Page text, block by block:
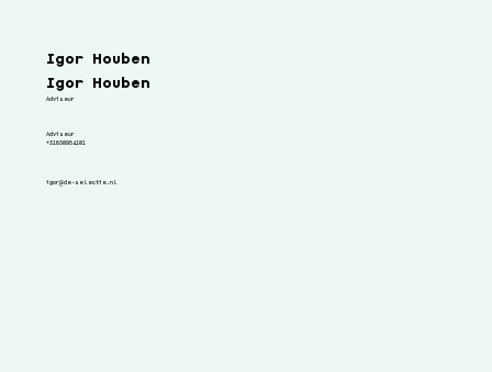
Igor Houben
Adviseur
Adviseur
Igor Houben
igor@de-selectie.nl
+31630954101